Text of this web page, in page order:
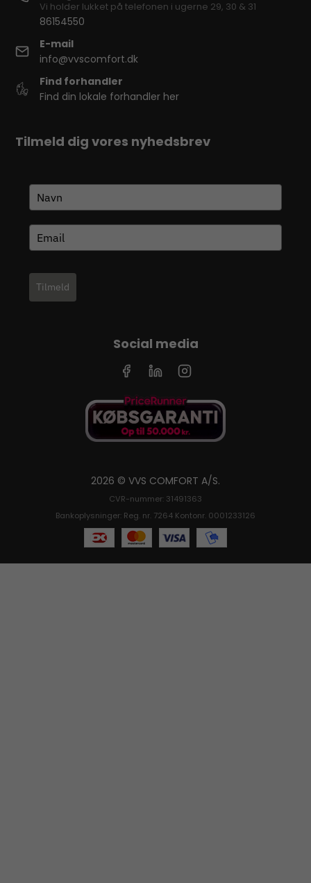
Vi holder lukket på telefonen i ugerne 29, 30 & 31
86154550
E-mail
info@vvscomfort.dk
Find forhandler
Find din lokale forhandler her
Tilmeld dig vores nyhedsbrev
Tilmeld
Social media
2026 © VVS COMFORT A/S.
CVR-nummer: 31491363
Bankoplysninger: Reg. nr. 7264 Kontonr. 0001233126